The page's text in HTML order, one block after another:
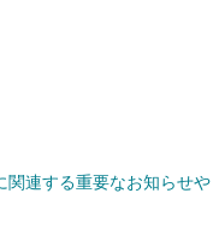
関連する重要なお知らせや